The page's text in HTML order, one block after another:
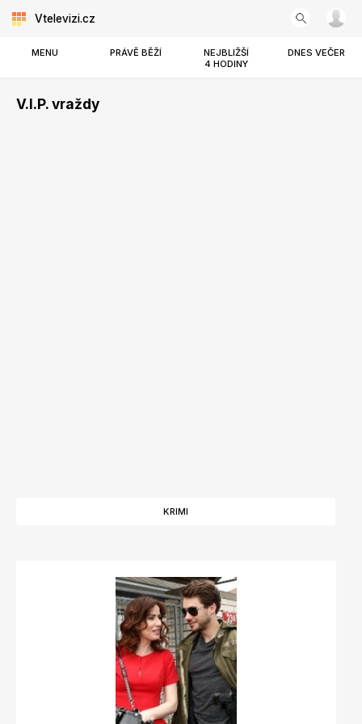
Vtelevizi.cz
MENU PRÁVĚ BĚŽÍ
NEJBLIŽŠÍ
4 HODINY
DNES VEČER
V.I.P. vraždy
KRIMI